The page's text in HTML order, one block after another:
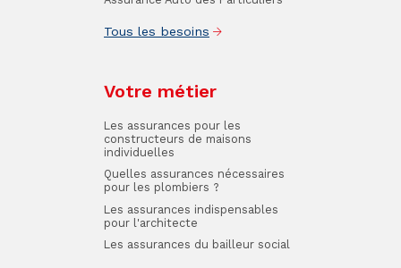
Tous les besoins
Votre métier
Les assurances pour les
constructeurs de maisons
individuelles
Quelles assurances nécessaires
pour les plombiers ?
Les assurances indispensables
pour l'architecte
Les assurances du bailleur social